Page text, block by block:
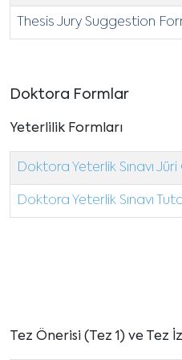
Thesis Jury Suggestion
Doktora Formlar
Yeterlilik Formları
Doktora Yeterlik Sınavı
Doktora Yeterlik Sınavı
Tez Önerisi (Tez 1) ve Tez